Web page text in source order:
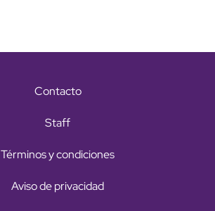
Contacto
Staff
Términos y condiciones
Aviso de privacidad